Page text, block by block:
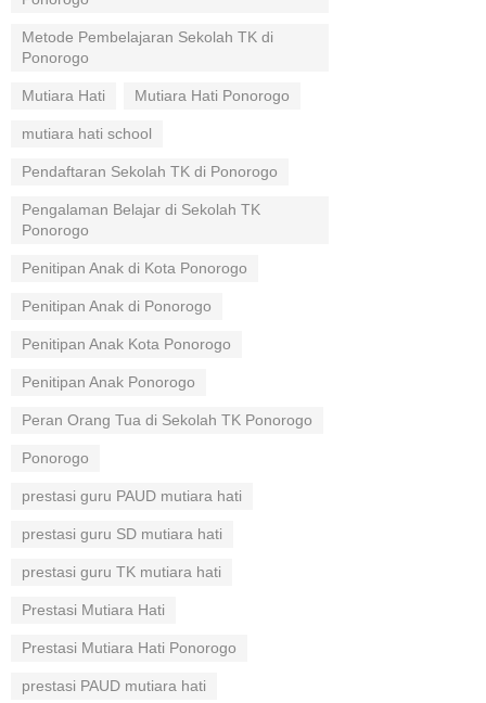
Metode Pembelajaran Sekolah TK di
Ponorogo
Mutiara Hati Mutiara Hati Ponorogo
mutiara hati school
Pendaftaran Sekolah TK di Ponorogo
Pengalaman Belajar di Sekolah TK
Ponorogo
Penitipan Anak di Kota Ponorogo
Penitipan Anak di Ponorogo
Penitipan Anak Kota Ponorogo
Penitipan Anak Ponorogo
Peran Orang Tua di Sekolah TK Ponorogo
Ponorogo
prestasi guru PAUD mutiara hati
prestasi guru SD mutiara hati
prestasi guru TK mutiara hati
Prestasi Mutiara Hati
Prestasi Mutiara Hati Ponorogo
prestasi PAUD mutiara hati